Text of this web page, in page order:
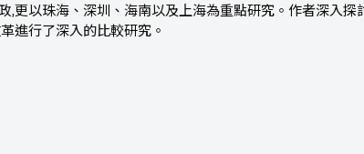
,更以珠海、深圳、海南以及上海為重點研究。作者深入
進行了深入的比較研究。